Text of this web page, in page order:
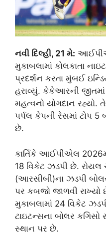
નવી દિલ્હી, 21 મે:
મુકાબલામાં કોલકાતા
પ્રદર્શન કરતા મુંબઈ
હરાવ્યું. કેકેઆરની જીતમાં
મહત્વનો યોગદાન
પર્પલ કેપની રેસમાં ટોપ 5
છે.
કાર્તિકે આઈપીએલ
18 વિકેટ ઝડપી છે.
(આરસીબી)ના ઝડપી
પર કબજો જાળવી
મુકાબલામાં 24 વિકેટ
ટાઇટન્સના બોલર કગિસો
સ્થાન પર છે.